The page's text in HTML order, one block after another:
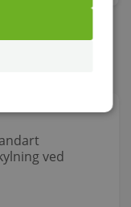
ved